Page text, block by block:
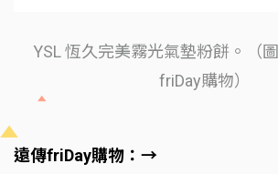
YSL 恆久完美霧光氣墊粉餅。（
friDay購物）
遠傳friDay購物：→